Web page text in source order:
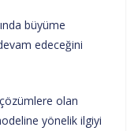
büyüme
edeceğini
olan
yönelik ilgiyi